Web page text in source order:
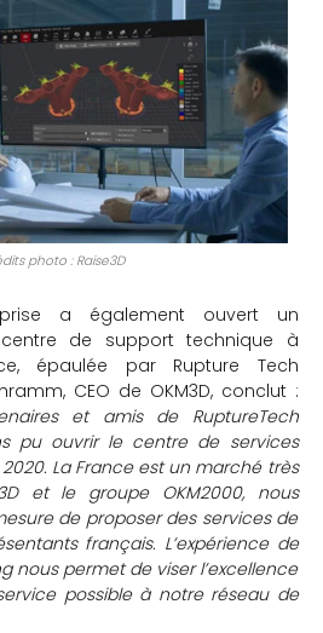
photo : Raise3D
a également ouvert un
de support technique à
épaulée par Rupture Tech
CEO de OKM3D, conclut :
et amis de RuptureTech
pu ouvrir le centre de services
La France est un marché très
et le groupe OKM2000, nous
de proposer des services de
français. L’expérience de
nous permet de viser l’excellence
possible à notre réseau de